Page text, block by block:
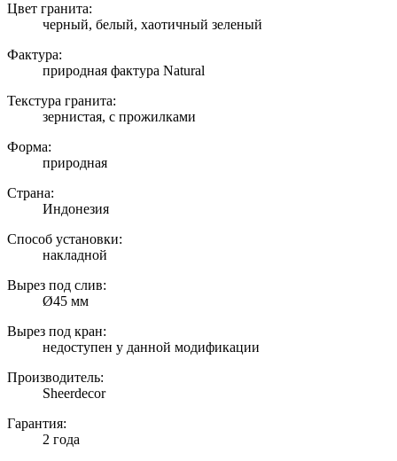
Цвет гранита:
черный, белый, хаотичный зеленый
Фактура:
природная фактура Natural
Текстура гранита:
зернистая, с прожилками
Форма:
природная
Страна:
Индонезия
Способ установки:
накладной
Вырез под слив:
Ø45 мм
Вырез под кран:
недоступен у данной модификации
Производитель:
Sheerdecor
Гарантия:
2 года